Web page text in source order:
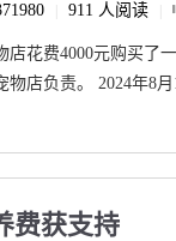
911 人阅读
店花费4000元购买
店负责。 2024年8
费获支持